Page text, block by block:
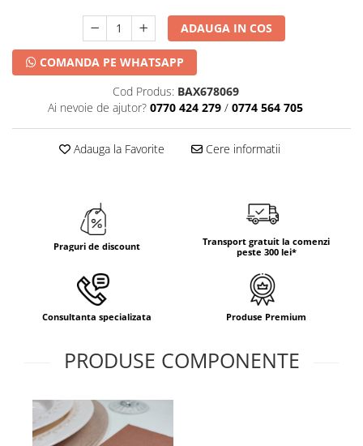
ADAUGA IN COS
COMANDA PE WHATSAPP
Cod Produs: BAX678069
Ai nevoie de ajutor? 0770 424 279 / 0774 564 705
Adauga la Favorite Cere informatii
Praguri de discount
Transport gratuit la comenzi
peste 300 lei*
Consultanta specializata Produse Premium
PRODUSE COMPONENTE